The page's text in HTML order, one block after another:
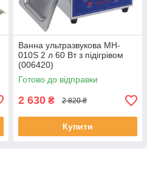
Ванна ультразвукова MH-
010S 2 л 60 Вт з підігрівом
(006420)
Готово до відправки
2 630 ₴ 2 820 ₴
Купити